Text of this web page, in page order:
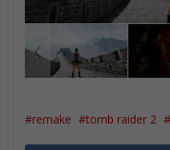
remake tomb raider 2